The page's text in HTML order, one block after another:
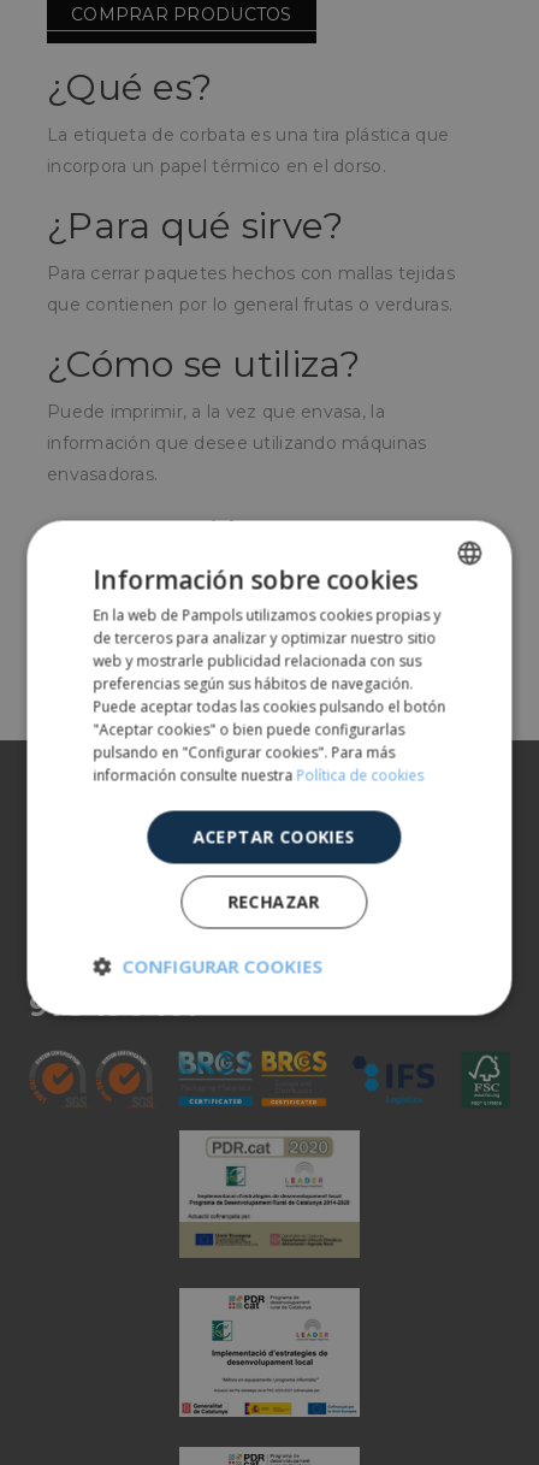
COMPRAR PRODUCTOS
¿Qué es?
La etiqueta de corbata es una tira plástica que
incorpora un papel térmico en el dorso.
¿Para qué sirve?
Para cerrar paquetes hechos con mallas tejidas
que contienen por lo general frutas o verduras.
¿Cómo se utiliza?
Puede imprimir, a la vez que envasa, la
información que desee utilizando máquinas
envasadoras.
¿Para quién?
Para empresas envasadoras de frutas y verduras.
Comparte
Sobre nosotros
Nuestros productos
Más información
ATENCIÓN AL CLIENTE
900 401 777
973 190 161
SPANISH
ENGLISH
Información sobre cookies
En la web de Pampols utilizamos cookies propias y
de terceros para analizar y optimizar nuestro sitio
web y mostrarle publicidad relacionada con sus
preferencias según sus hábitos de navegación.
Puede aceptar todas las cookies pulsando el botón
"Aceptar cookies" o bien puede configurarlas
pulsando en "Configurar cookies". Para más
información consulte nuestra Política de cookies
ACEPTAR COOKIES
RECHAZAR
CONFIGURAR COOKIES
Cookies
necesarias
Cookies de
Cookies de
preferencias
Cookies de
funcionalidad
Cookies no clasificadas